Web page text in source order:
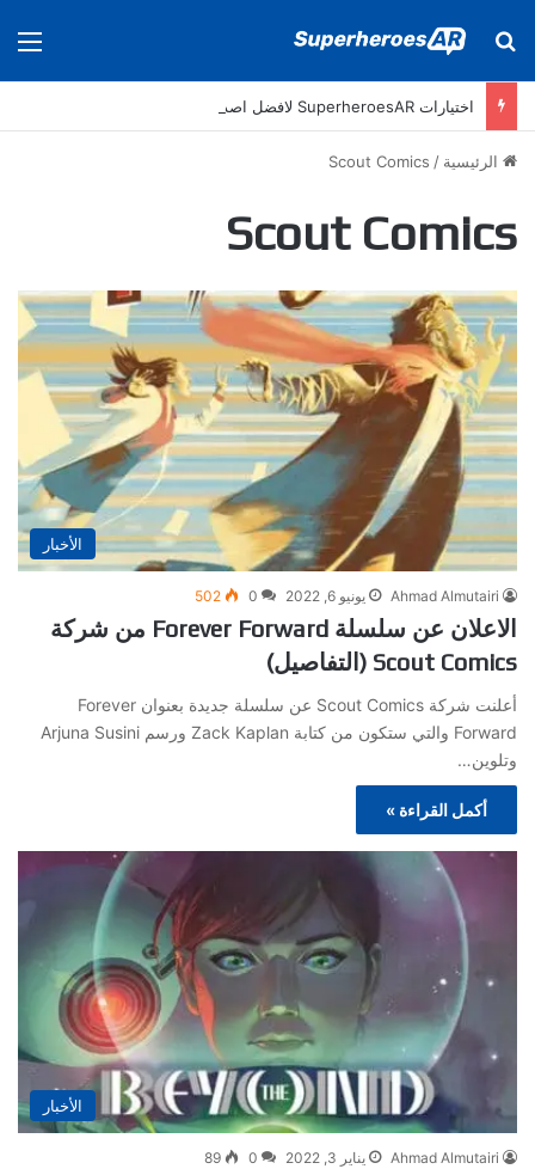
بحث عن
الرئيسية /
Scout Comics
Scout Comics
الأخبار
Ahmad Almutairi يونيو 6, 2022 0
502
الاعلان عن سلسلة Forever Forward من شركة
Scout Comics (التفاصيل)
أعلنت شركة Scout Comics عن سلسلة جديدة بعنوان Forever
Forward والتي ستكون من كتابة Zack Kaplan ورسم Arjuna Susini
وتلوين…
أكمل القراءة »
الأخبار
Ahmad Almutairi يناير 3, 2022 0
89